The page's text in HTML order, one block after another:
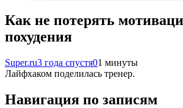
Как не потерять
похудения
Super.ru3 года спустя01 минуты
Лайфхаком поделилась тренер.
Навигация по записям